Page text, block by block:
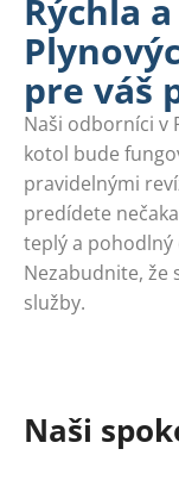
Rýchla
pre váš
Naši odborníci v
kotol bude
pravidelnými
predídete
teplý a pohodlný
Nezabudnite, že
služby.
Naši